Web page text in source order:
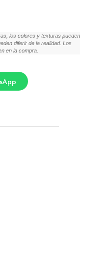
los colores y texturas pueden
diferir de la realidad. Los
en la compra.